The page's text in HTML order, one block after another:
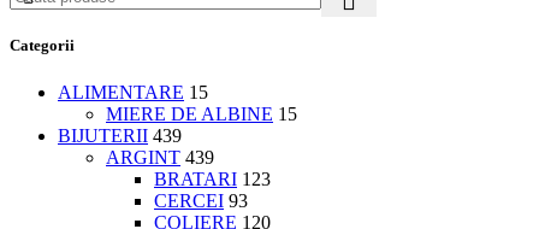
Categorii
ALIMENTARE 15
MIERE DE ALBINE 15
BIJUTERII 439
ARGINT 439
BRATARI 123
CERCEI 93
COLIERE 120